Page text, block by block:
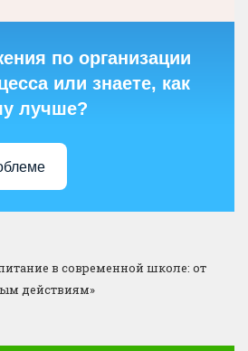
по организации
или знаете, как
лучше?
в современной школе: от
действиям»